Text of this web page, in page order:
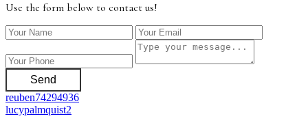
Use the form below to contact us!
Send
reuben74294936
lucypalmquist2